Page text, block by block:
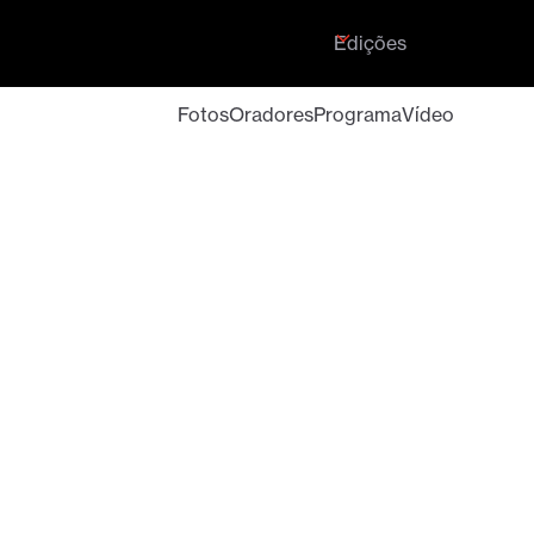
Edições
FotosOradoresProgramaVídeo